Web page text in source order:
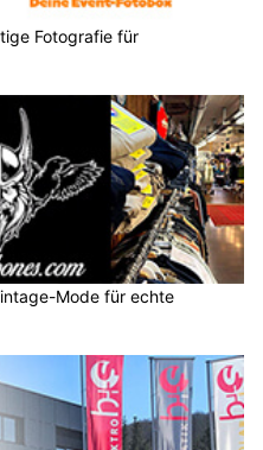
Fotografie für
Mode für echte